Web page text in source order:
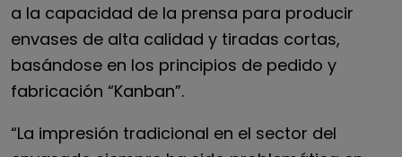
a la capacidad de la prensa para producir
envases de alta calidad y tiradas cortas,
basándose en los principios de pedido y
fabricación “Kanban”.
“La impresión tradicional en el sector del